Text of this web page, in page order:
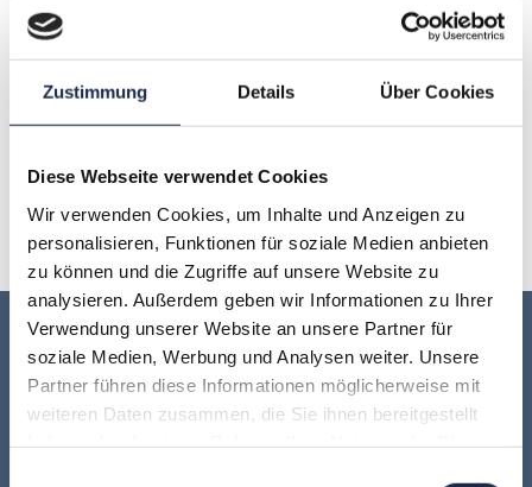
Zustimmung Details Über Cookies
Diese Webseite verwendet Cookies
Wir verwenden Cookies, um Inhalte und Anzeigen zu
personalisieren, Funktionen für soziale Medien anbieten
zu können und die Zugriffe auf unsere Website zu
analysieren. Außerdem geben wir Informationen zu Ihrer
Verwendung unserer Website an unsere Partner für
soziale Medien, Werbung und Analysen weiter. Unsere
Partner führen diese Informationen möglicherweise mit
weiteren Daten zusammen, die Sie ihnen bereitgestellt
O P Q R S
Keine Veranstaltung mehr verpassen:
Jetzt für denMVFP Akademie